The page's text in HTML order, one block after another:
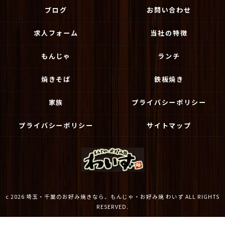
ブログ お問い合わせ
求人フォーム 当社の特徴
もんじゃ ランチ
焼きそば 鉄板焼き
家族 プライバシーポリシー
プライバシーポリシー サイトマップ
c 2026 埼玉・千葉のお好み焼きなら、もんじゃ・お好み焼 わいず ALL RIGHTS
RESERVED.